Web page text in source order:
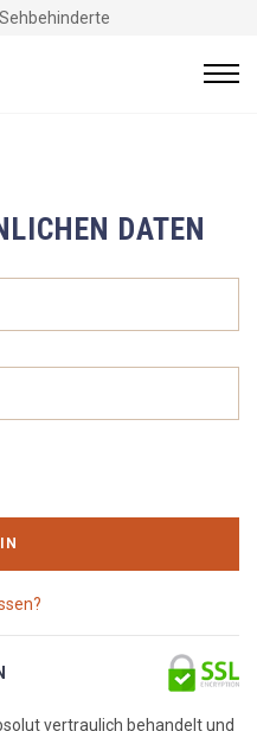
DATEN
vertraulich behandelt und